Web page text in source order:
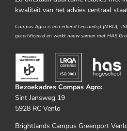
kwaliteit van het advies centraal
Compas Agro is een erkend Leerbedrijf (MBO),
gecertificeerd en werkt nauw samen met HAS
Bezoekadres Compas Agro:
Sint Jansweg 19
5928 RC Venlo
Brightlands Campus Greenport